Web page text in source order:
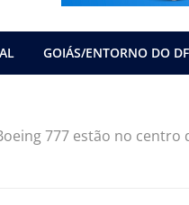
GOIÁS/ENTORNO DO DF
777 estão no centro